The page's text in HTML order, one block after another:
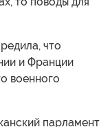
что
и Франции
военного
парламент